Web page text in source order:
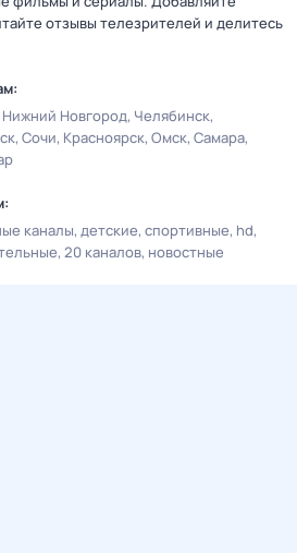
отзывы телезрителей и делитесь
Нижний Новгород Челябинск
Сочи Красноярск Омск Самара
каналы детские спортивные hd
20 каналов новостные